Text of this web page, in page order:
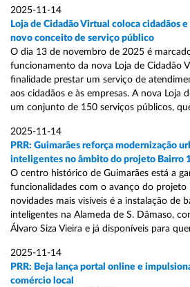
2025-11-14
Loja de Cidadão Virtual coloca cidadãos
novo conceito de serviço público
O dia 13 de novembro de 2025 é
funcionamento da nova Loja de Cidadão
finalidade prestar um serviço de
aos cidadãos e às empresas. A nova Loja
um conjunto de 150 serviços públicos,
2025-11-14
PRR: Guimarães reforça modernização
inteligentes no âmbito do projeto Bairro
O centro histórico de Guimarães está a
funcionalidades com o avanço do projeto
novidades mais visíveis é a instalação de
inteligentes na Alameda de S. Dâmaso,
Álvaro Siza Vieira e já disponíveis para
2025-11-14
PRR: Beja lança portal online e
comércio local